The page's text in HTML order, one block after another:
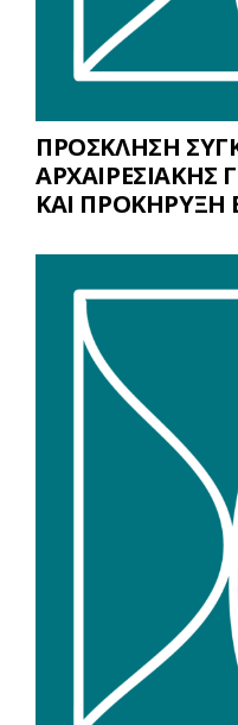
ΠΡΟΣΚΛΗΣΗ
ΑΡΧΑΙΡΕΣΙΑΚΗΣ
ΚΑΙ ΠΡΟΚΗΡΥΞΗ